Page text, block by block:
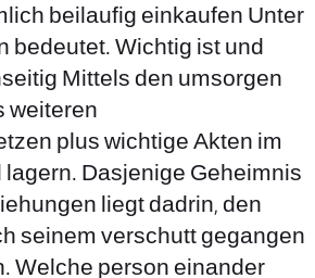
beilaufig einkaufen Unter
bedeutet. Wichtig ist und
Mittels den umsorgen
weiteren
plus wichtige Akten im
Dasjenige Geheimnis
liegt dadrin, den
seinem verschutt gegangen
Welche person einander